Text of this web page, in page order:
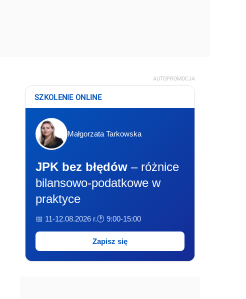
AUTOPROMOCJA
SZKOLENIE ONLINE
Małgorzata Tarkowska
JPK bez błędów – różnice
bilansowo-podatkowe w
praktyce
📅 11-12.08.2026 r.🕐 9:00-15:00
Zapisz się